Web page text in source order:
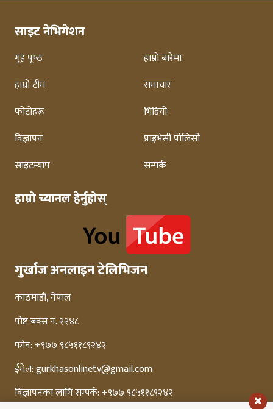
साइट नेभिगेशन
गृह पृष्‍ठ
हाम्रो बारेमा
हाम्रो टीम
समाचार
फोटोहरू
भिडियो
विज्ञापन
प्राइभेसी पोलिसी
साइटम्याप
सम्पर्क
हाम्रो च्यानल हेर्नुहोस्
गुर्खाज अनलाइन टेलिभिजन
काठमाडौं, नेपाल
पोष्ट बक्स न. २२४८
फोन: +९७७ ९८५११८९२४२
ईमेल:gurkhasonlinetv@gmail.com
विज्ञापनका लागि सम्पर्क: +९७७ ९८५११८९२४२